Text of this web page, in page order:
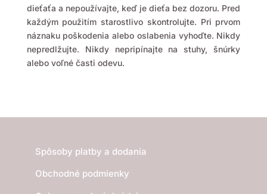
dieťaťa a nepoužívajte, keď je dieťa bez dozoru. Pred
každým použitím starostlivo skontrolujte. Pri prvom
náznaku poškodenia alebo oslabenia vyhoďte. Nikdy
nepredlžujte. Nikdy nepripínajte na stuhy, šnúrky
alebo voľné časti odevu.
Spôsoby platby a dodania
Obchodné podmienky